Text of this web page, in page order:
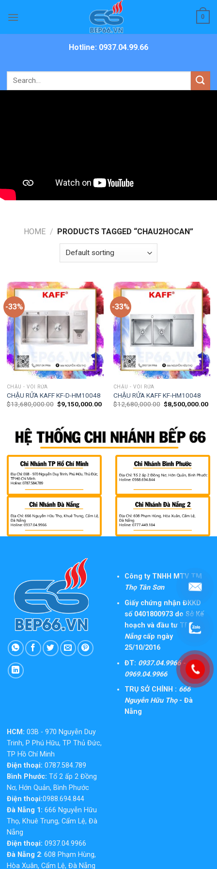
0
Hotline: 0937.04.99.66
Search
for:
HOME / PRODUCTS TAGGED “CHAU2HOCAN”
-33%
CHẬU - VÒI RỬA
CHẬU RỬA KAFF KF-D-HM10048
$13,680,000.00 $9,150,000.00
-33%
CHẬU - VÒI RỬA
CHẬU RỬA KAFF KF-HM10048
$12,680,000.00 $8,500,000.00
Công ty TNHH MTV TM
Thọ Tân Sơn
Giấy chứng nhận ĐKKD
số 0401800973 do Sở Kế
hoạch và đầu tư TPĐà
Nẵngcấp ngày
25/10/2016
ĐT: 0937.04.9966 -
0969.04.9966
TRỤ SỞ CHÍNH : 666
Nguyễn Hữu Thọ- Đà
Nẵng
HCM: 03B - 970 Nguyễn Duy
Trinh, P Phú Hữu, TP Thủ Đức,
TP Hồ Chí Minh
Điện thoại: 0787.584.789
Bình Phước: Tổ 2 ấp 2 Đồng
Nơ, Hớn Quản, Bình Phước
Điện thoại:0988.694.844
Đà Nẵng 1: 666 Nguyễn Hữu
Thọ, Khuê Trung, Cẩm Lệ, Đà
Nẵng
Điện thoại: 0937.04.9966
Đà Nẵng 2: 608 Phạm Hùng,
Hòa Xuân, Cẩm Lệ, Đà Nẵng